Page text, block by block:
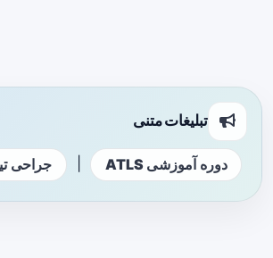
تبلیغات متنی
دوره آموزشی ATLS جراحی